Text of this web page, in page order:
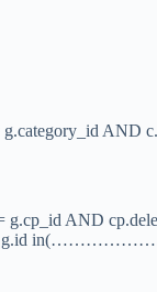
AND
g.cp_id AND
g.id